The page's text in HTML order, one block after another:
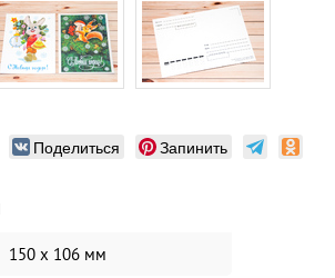
Поделиться Запинить
150 х 106 мм